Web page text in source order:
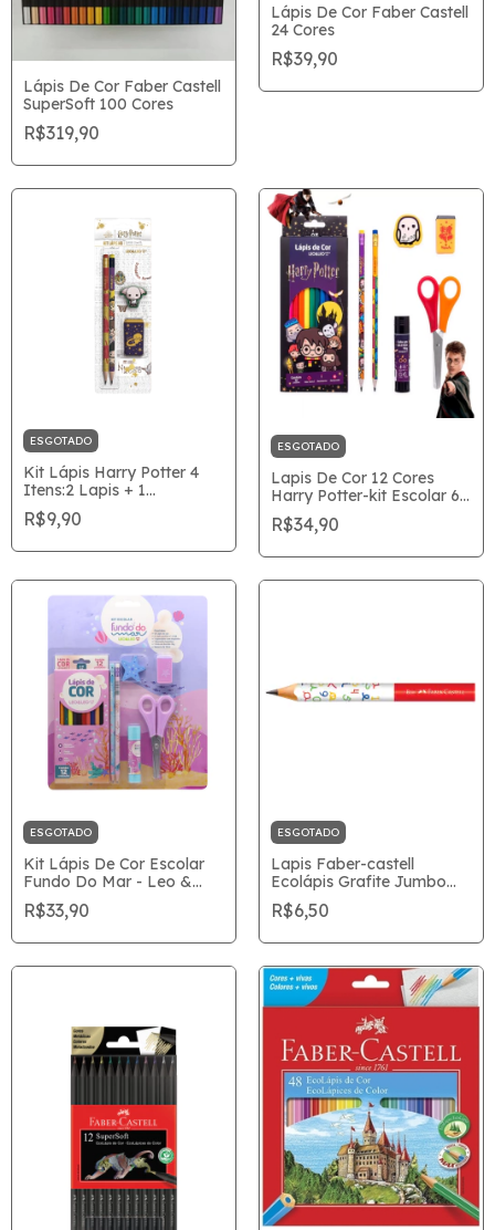
Lápis De Cor Faber Castell
SuperSoft 100 Cores
R$319,90
Lápis De Cor Faber Castell
24 Cores
R$39,90
ESGOTADO
Kit Lápis Harry Potter 4
Itens:2 Lapis + 1
Borracha+ 1 Apontador
com depósito Ref 71625
R$9,90
ESGOTADO
Lapis De Cor 12 Cores
Harry Potter-kit Escolar 6
Peças 71621
R$34,90
ESGOTADO
Kit Lápis De Cor Escolar
Fundo Do Mar - Leo &
Leo
R$33,90
ESGOTADO
Lapis Faber-castell
Ecolápis Grafite Jumbo
C/3un SM/1205J3
R$6,50